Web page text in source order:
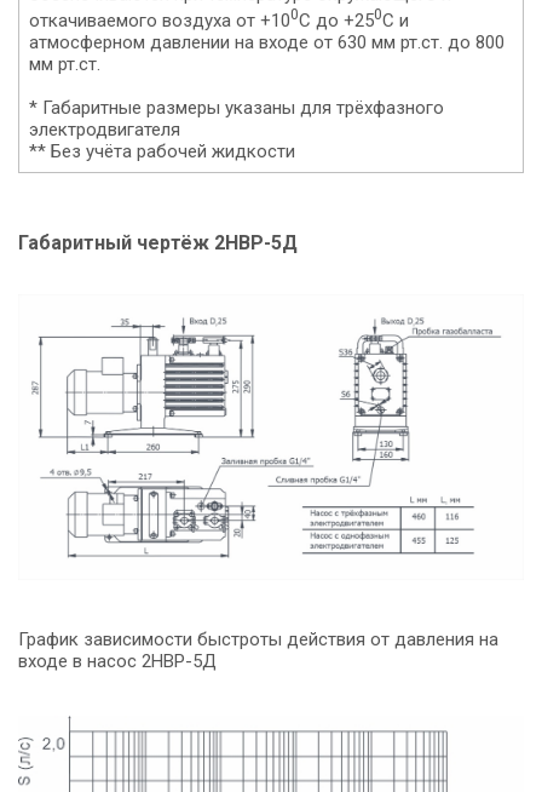
откачиваемого воздуха от +100С до +250С и
атмосферном давлении на входе от 630 мм рт.ст. до 800
мм рт.ст.
* Габаритные размеры указаны для трёхфазного
электродвигателя
** Без учёта рабочей жидкости
Габаритный чертёж 2НВР-5Д
График зависимости быстроты действия от давления на
входе в насос 2НВР-5Д